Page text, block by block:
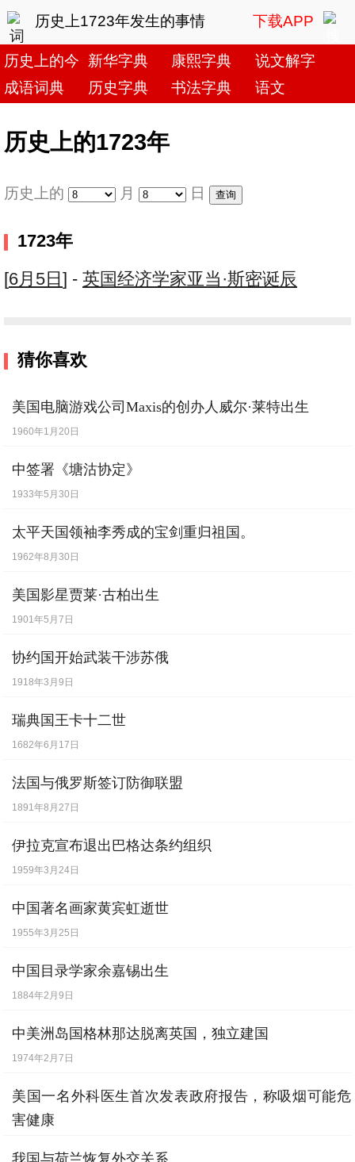
历史上1723年发生的事情 下载APP
历史上的今天新华字典 康熙字典
说文解字
成语词典
历史字典 书法字典 语文
历史上的1723年
历史上的 月 日
1723年
[6月5日 ] - 英国经济学家亚当·斯密诞辰
猜你喜欢
美国电脑游戏公司Maxis的创办人威尔·莱特出生
1960年1月20日
中签署《塘沽协定》
1933年5月30日
太平天国领袖李秀成的宝剑重归祖国。
1962年8月30日
美国影星贾莱·古柏出生
1901年5月7日
协约国开始武装干涉苏俄
1918年3月9日
瑞典国王卡十二世
1682年6月17日
法国与俄罗斯签订防御联盟
1891年8月27日
伊拉克宣布退出巴格达条约组织
1959年3月24日
中国著名画家黄宾虹逝世
1955年3月25日
中国目录学家余嘉锡出生
1884年2月9日
中美洲岛国格林那达脱离英国，独立建国
1974年2月7日
美国一名外科医生首次发表政府报告，称吸烟可能危
害健康